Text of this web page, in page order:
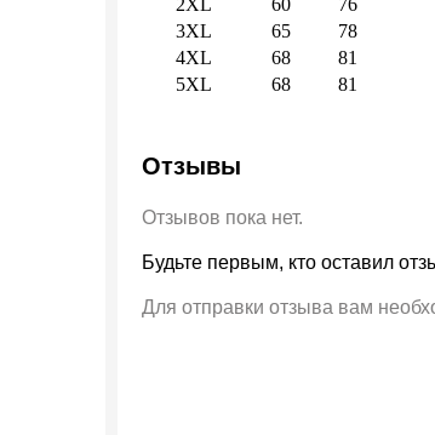
2XL
60
76
3XL
65
78
4XL
68
81
5XL
68 81
Отзывы
Отзывов пока нет.
Будьте первым, кто оставил
Для отправки отзыва вам